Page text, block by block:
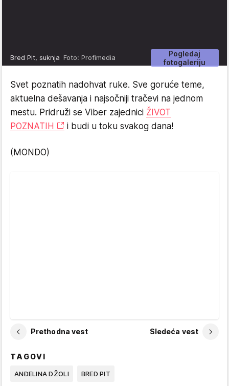
Pogledaj
fotogaleriju
Bred Pit, suknja Foto: Profimedia
Svet poznatih nadohvat ruke. Sve goruće teme,
aktuelna dešavanja i najsočniji tračevi na jednom
mestu. Pridruži se Viber zajednici ŽIVOT
POZNATIH
i budi u toku svakog dana!
(MONDO)
Prethodna vest Sledeća vest
TAGOVI
ANĐELINA DŽOLI BRED PIT